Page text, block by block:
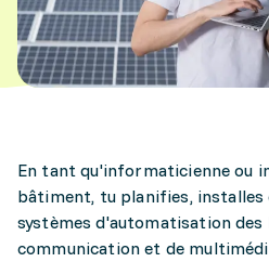
En tant qu'informaticienne ou
bâtiment, tu planifies, installes
systèmes d'automatisation
communication et de